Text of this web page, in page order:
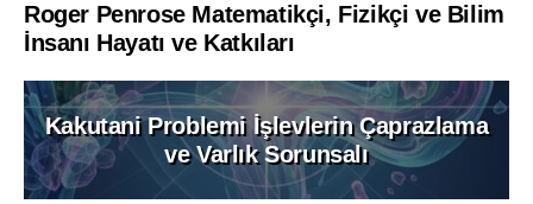
Roger Penrose Matematikçi, Fizikçi ve Bilim
İnsanı Hayatı ve Katkıları
Kakutani Problemi İşlevlerin Çaprazlama
ve Varlık Sorunsalı